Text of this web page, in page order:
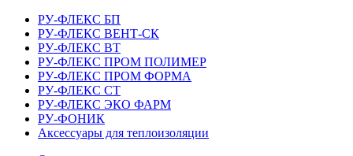
РУ-ФЛЕКС БП
РУ-ФЛЕКС ВЕНТ-СК
РУ-ФЛЕКС ВТ
РУ-ФЛЕКС ПРОМ ПОЛИМЕР
РУ-ФЛЕКС ПРОМ ФОРМА
РУ-ФЛЕКС СТ
РУ-ФЛЕКС ЭКО ФАРМ
РУ-ФОНИК
Аксессуары для теплоизоляции